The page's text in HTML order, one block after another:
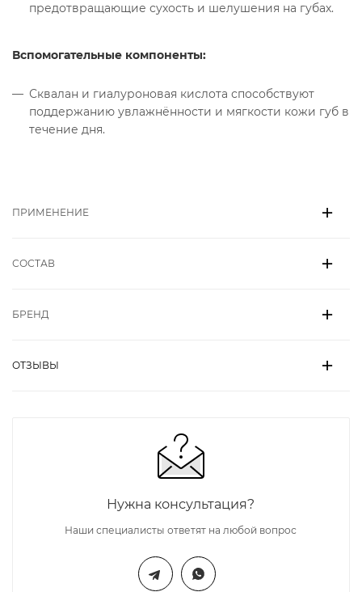
предотвращающие сухость и шелушения на губах.
Вспомогательные компоненты:
Сквалан и гиалуроновая кислота способствуют
поддержанию увлажнённости и мягкости кожи губ в
течение дня.
ПРИМЕНЕНИЕ
СОСТАВ
БРЕНД
ОТЗЫВЫ
Нужна консультация?
Наши специалисты ответят на любой вопрос